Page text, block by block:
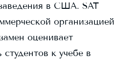
в США. SAT
организацией
оценивает
студентов к учебе в